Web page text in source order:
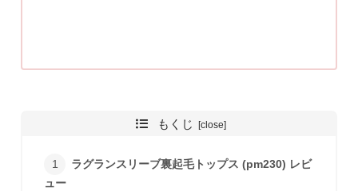
もくじ
ラグランスリーブ裏起毛トップス (pm230) レビ
ュー